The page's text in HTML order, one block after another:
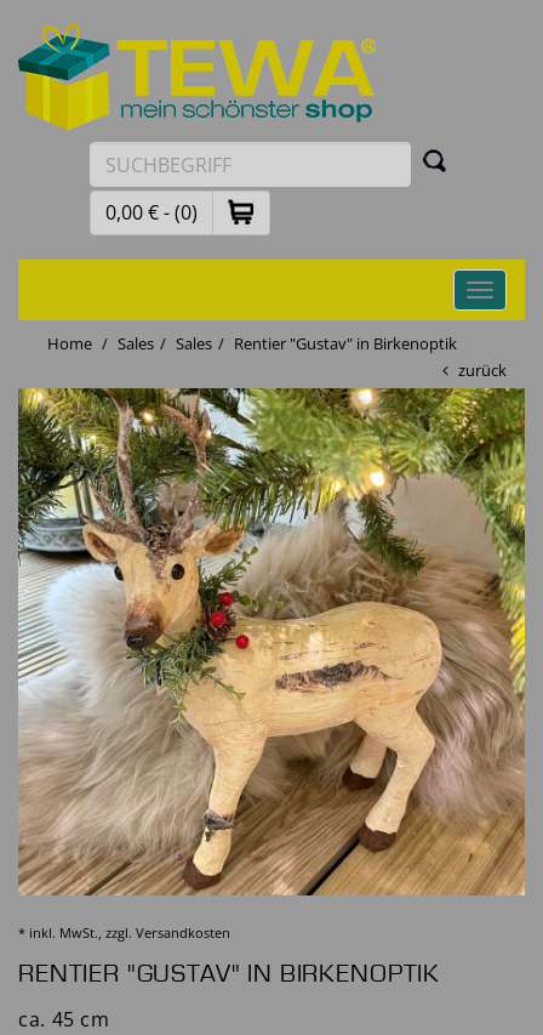
0,00 € - (0)
Toggle
Home
Sales Sales
Rentier "Gustav" in Birkenoptik
zurück
* inkl. MwSt., zzgl. Versandkosten
RENTIER "GUSTAV" IN BIRKENOPTIK
ca. 45 cm